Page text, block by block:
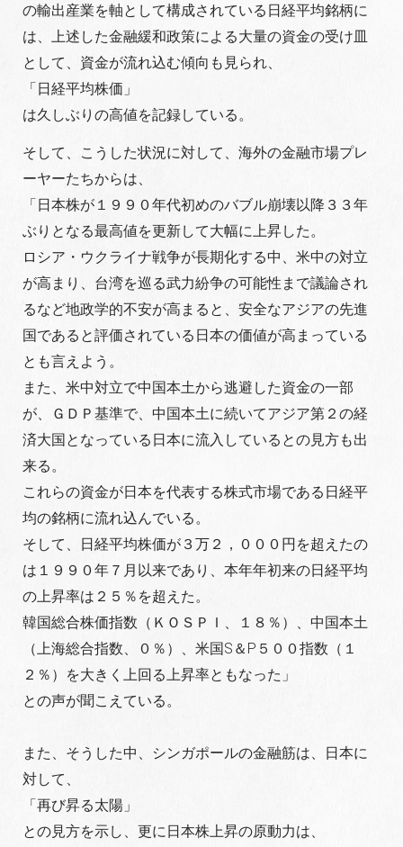
の輸出産業を軸として構成されている日経平均銘柄に
は、上述した金融緩和政策による大量の資金の受け皿
として、資金が流れ込む傾向も見られ、
「日経平均株価」
は久しぶりの高値を記録している。
そして、こうした状況に対して、海外の金融市場プレ
ーヤーたちからは、
「日本株が１９９０年代初めのバブル崩壊以降３３年
ぶりとなる最高値を更新して大幅に上昇した。
ロシア・ウクライナ戦争が長期化する中、米中の対立
が高まり、台湾を巡る武力紛争の可能性まで議論され
るなど地政学的不安が高まると、安全なアジアの先進
国であると評価されている日本の価値が高まっている
とも言えよう。
また、米中対立で中国本土から逃避した資金の一部
が、ＧＤＰ基準で、中国本土に続いてアジア第２の経
済大国となっている日本に流入しているとの見方も出
来る。
これらの資金が日本を代表する株式市場である日経平
均の銘柄に流れ込んでいる。
そして、日経平均株価が３万２，０００円を超えたの
は１９９０年７月以来であり、本年年初来の日経平均
の上昇率は２５％を超えた。
韓国総合株価指数（ＫＯＳＰＩ、１８％）、中国本土
（上海総合指数、０％）、米国S＆P５００指数（１
２％）を大きく上回る上昇率ともなった」
との声が聞こえている。
また、そうした中、シンガポールの金融筋は、日本に
対して、
「再び昇る太陽」
との見方を示し、更に日本株上昇の原動力は、